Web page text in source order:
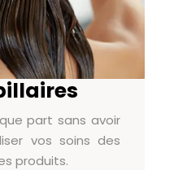
part sans avoir
vos soins des
produits.